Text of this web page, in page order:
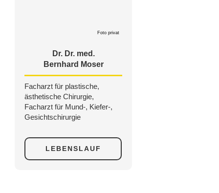
Foto privat
Dr. Dr. med.
Bernhard Moser
Facharzt für plastische,
ästhetische Chirurgie,
Facharzt für Mund-, Kiefer-,
Gesichtschirurgie
LEBENSLAUF